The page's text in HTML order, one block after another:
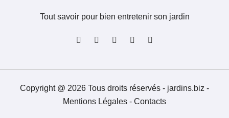
Tout savoir pour bien entretenir son jardin
Copyright @ 2026 Tous droits réservés - jardins.biz -
Mentions Légales - Contacts